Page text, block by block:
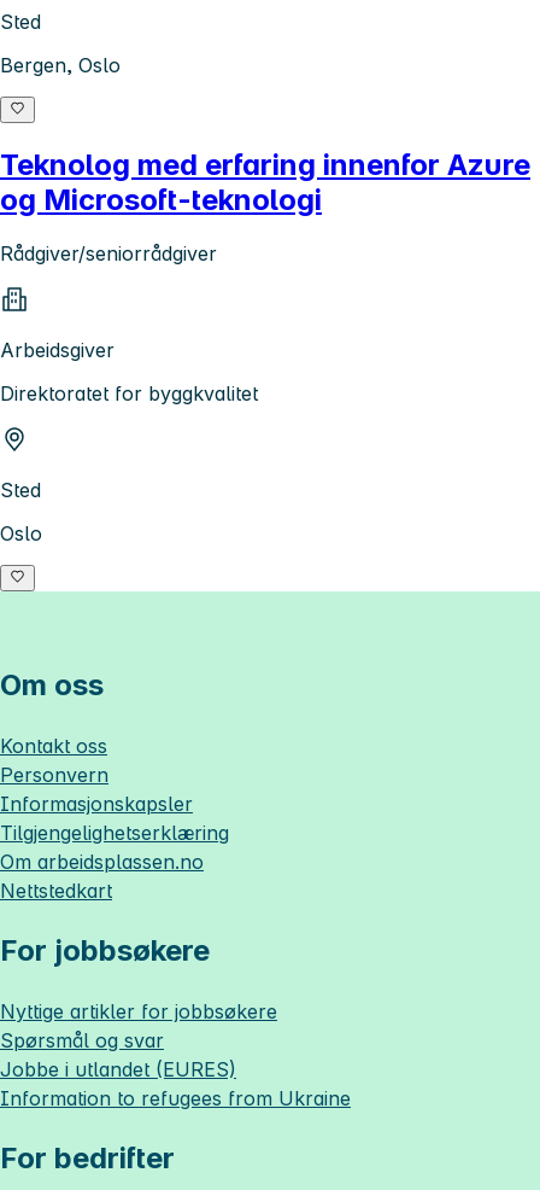
Sted
Bergen, Oslo
Teknolog med erfaring innenfor Azure
og Microsoft-teknologi
Rådgiver/seniorrådgiver
Arbeidsgiver
Direktoratet for byggkvalitet
Sted
Oslo
Om oss
Kontakt oss
Personvern
Informasjonskapsler
Tilgjengelighetserklæring
Om arbeidsplassen.no
Nettstedkart
For jobbsøkere
Nyttige artikler for jobbsøkere
Spørsmål og svar
Jobbe i utlandet (EURES)
Information to refugees from Ukraine
For bedrifter